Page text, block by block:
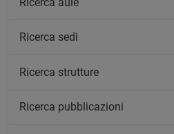
Ricerca sedi
Ricerca strutture
Ricerca pubblicazioni